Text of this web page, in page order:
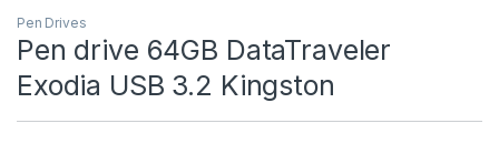
Pen Drives
Pen drive 64GB DataTraveler
Exodia USB 3.2 Kingston